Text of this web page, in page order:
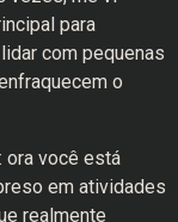
para
com pequenas
o
ora você está
em atividades
realmente